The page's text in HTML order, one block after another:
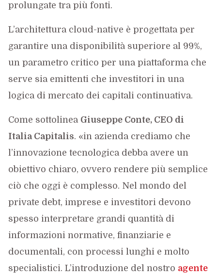
prolungate tra più fonti.
L’architettura cloud-native è progettata per
garantire una disponibilità superiore al 99%,
un parametro critico per una piattaforma che
serve sia emittenti che investitori in una
logica di mercato dei capitali continuativa.
Come sottolinea Giuseppe Conte, CEO di
Italia Capitalis. «in azienda crediamo che
l’innovazione tecnologica debba avere un
obiettivo chiaro, ovvero rendere più semplice
ciò che oggi è complesso. Nel mondo del
private debt, imprese e investitori devono
spesso interpretare grandi quantità di
informazioni normative, finanziarie e
documentali, con processi lunghi e molto
specialistici. L’introduzione del nostro agente